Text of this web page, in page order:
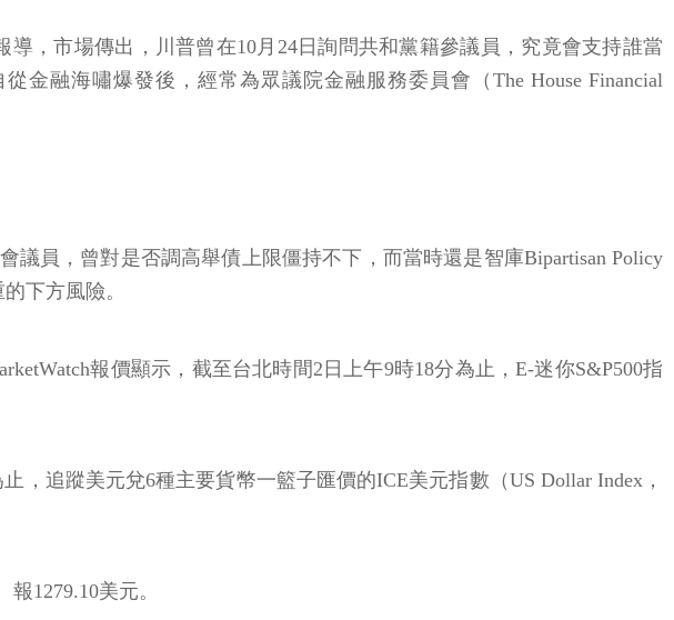
，市場傳出，川普曾在10月24日詢問共和黨籍參議員，究竟會支持誰當
金融海嘯爆發後，經常為眾議院金融服務委員會（The House Financial
員，曾對是否調高舉債上限僵持不下，而當時還是智庫Bipartisan Policy
下方風險。
報價顯示，截至台北時間2日上午9時18分為止，E-迷你S&P500指
，追蹤美元兌6種主要貨幣一籃子匯價的ICE美元指數（US Dollar Index，
1279.10美元。